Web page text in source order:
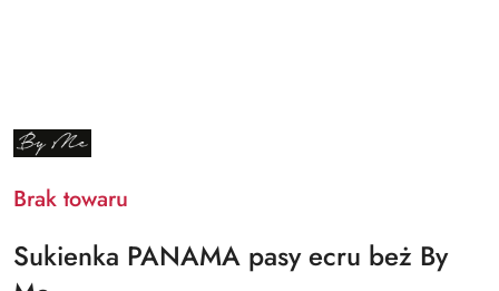
NAZWA
PRODUCENTA:
Brak towaru
Sukienka PANAMA pasy ecru beż By